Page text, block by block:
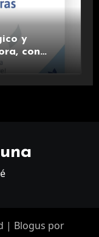
y
con
de
| Blogus por